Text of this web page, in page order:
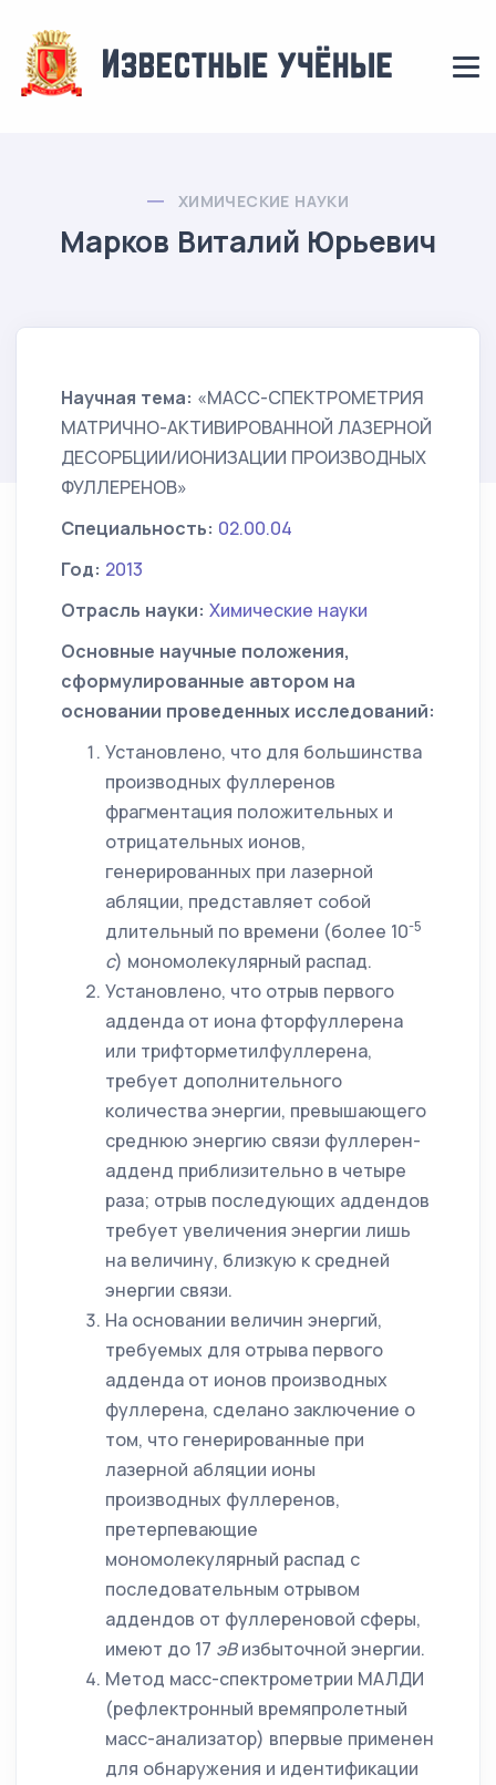
ХИМИЧЕСКИЕ НАУКИ
Марков Виталий Юрьевич
Научная тема: «МАСС-СПЕКТРОМЕТРИЯ
МАТРИЧНО-АКТИВИРОВАННОЙ ЛАЗЕРНОЙ
ДЕСОРБЦИИ/ИОНИЗАЦИИ ПРОИЗВОДНЫХ
ФУЛЛЕРЕНОВ»
Специальность: 02.00.04
Год: 2013
Отрасль науки: Химические науки
Основные научные положения,
сформулированные автором на
основании проведенных исследований:
Установлено, что для большинства
производных фуллеренов
фрагментация положительных и
отрицательных ионов,
генерированных при лазерной
абляции, представляет собой
длительный по времени (более 10-5
с) мономолекулярный распад.
Установлено, что отрыв первого
адденда от иона фторфуллерена
или трифторметилфуллерена,
требует дополнительного
количества энергии, превышающего
среднюю энергию связи фуллерен-
адденд приблизительно в четыре
раза; отрыв последующих аддендов
требует увеличения энергии лишь
на величину, близкую к средней
энергии связи.
На основании величин энергий,
требуемых для отрыва первого
адденда от ионов производных
фуллерена, сделано заключение о
том, что генерированные при
лазерной абляции ионы
производных фуллеренов,
претерпевающие
мономолекулярный распад с
последовательным отрывом
аддендов от фуллереновой сферы,
имеют до 17 эВизбыточной энергии.
Метод масс-спектрометрии МАЛДИ
(рефлектронный времяпролетный
масс-анализатор) впервые применен
для обнаружения и идентификации